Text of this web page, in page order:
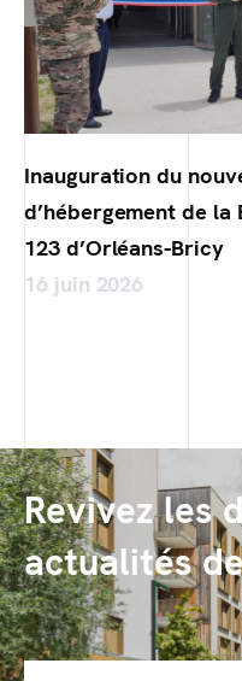
Inauguration du
d’hébergement de la
123 d’Orléans-Bricy
16 juin 2026
Revivez les
actualités